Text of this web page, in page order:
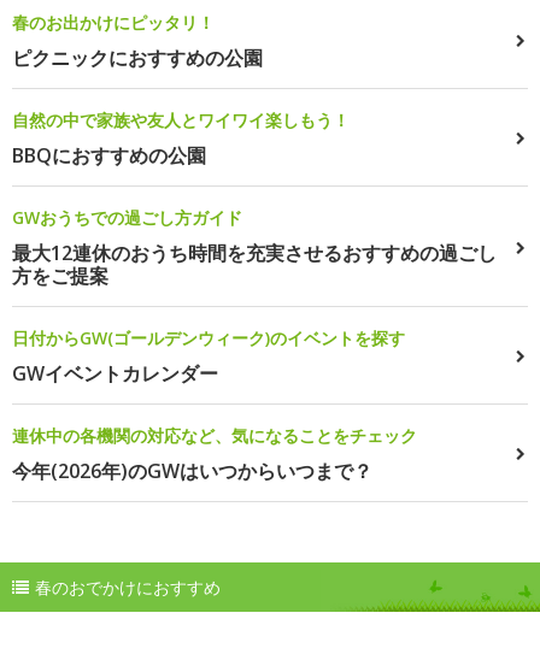
春のお出かけにピッタリ！
ピクニックにおすすめの公園
自然の中で家族や友人とワイワイ楽しもう！
BBQにおすすめの公園
GWおうちでの過ごし方ガイド
最大12連休のおうち時間を充実させるおすすめの過ごし
方をご提案
日付からGW(ゴールデンウィーク)のイベントを探す
GWイベントカレンダー
連休中の各機関の対応など、気になることをチェック
今年(2026年)のGWはいつからいつまで？
春のおでかけにおすすめ